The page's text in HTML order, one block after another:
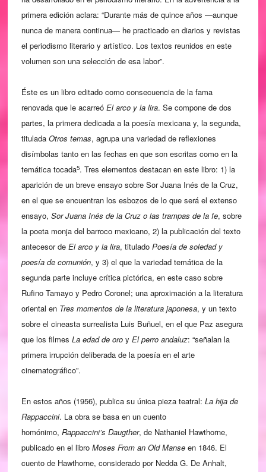
primera edición aclara: “Durante más de quince años —aunque
nunca de manera continua— he practicado en diarios y revistas
el periodismo literario y artístico. Los textos reunidos en este
volumen son una selección de esa labor”.
Éste es un libro editado como consecuencia de la fama
renovada que le acarreó El arco y la lira. Se compone de dos
partes, la primera dedicada a la poesía mexicana y, la segunda,
titulada Otros temas, agrupa una variedad de reflexiones
disímbolas tanto en las fechas en que son escritas como en la
temática tocada5. Tres elementos destacan en este libro: 1) la
aparición de un breve ensayo sobre Sor Juana Inés de la Cruz,
en el que se encuentran los esbozos de lo que será el extenso
ensayo, Sor Juana Inés de la Cruz o las trampas de la fe, sobre
la poeta monja del barroco mexicano, 2) la publicación del texto
antecesor de El arco y la lira, titulado Poesía de soledad y
poesía de comunión, y 3) el que la variedad temática de la
segunda parte incluye crítica pictórica, en este caso sobre
Rufino Tamayo y Pedro Coronel; una aproximación a la literatura
oriental en Tres momentos de la literatura japonesa, y un texto
sobre el cineasta surrealista Luis Buñuel, en el que Paz asegura
que los filmes La edad de oroy El perro andaluz: “señalan la
primera irrupción deliberada de la poesía en el arte
cinematográfico”.
En estos años (1956), publica su única pieza teatral: La hija de
Rappaccini. La obra se basa en un cuento
homónimo, Rappaccini’s Daugther, de Nathaniel Hawthorne,
publicado en el libro Moses From an Old Manseen 1846. El
cuento de Hawthorne, considerado por Nedda G. De Anhalt,